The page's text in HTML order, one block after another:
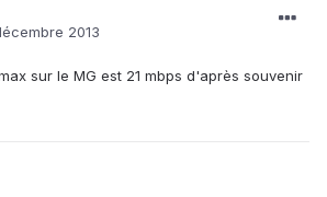
2013
sur le MG est 21 mbps d'après souvenir